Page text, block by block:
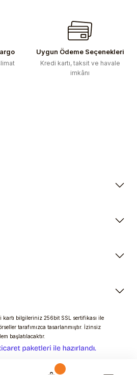
Uygun Ödeme Seçenekleri
Kredi kartı, taksit ve havale
imkânı
kartı bilgileriniz 256bit SSL sertifikası ile
tarafımızca tasarlanmıştır. İzinsiz
başlatılacaktır.
e-
paketleri